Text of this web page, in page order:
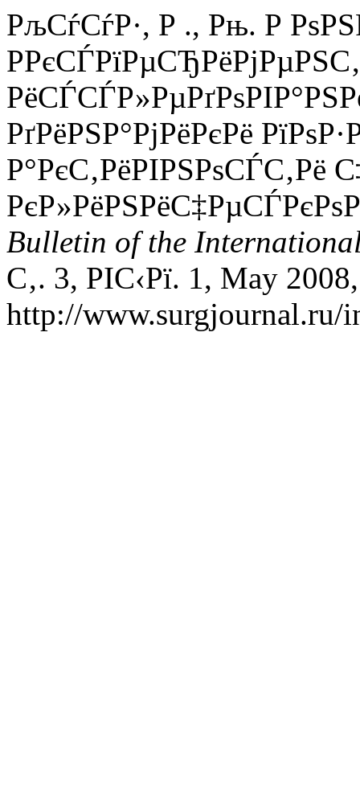
РљСѓСѓР·, Р ., Рњ. Р
РґРёРЅР°РјРёРєРё
Р°РєС‚РёРІРЅРѕСЃС‚Рё
Bulletin of the
С‚. 3, РІС‹Рї. 1, May
http://www.surgjournal.ru/